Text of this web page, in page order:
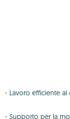
- Lavoro efficiente
- Supporto per la